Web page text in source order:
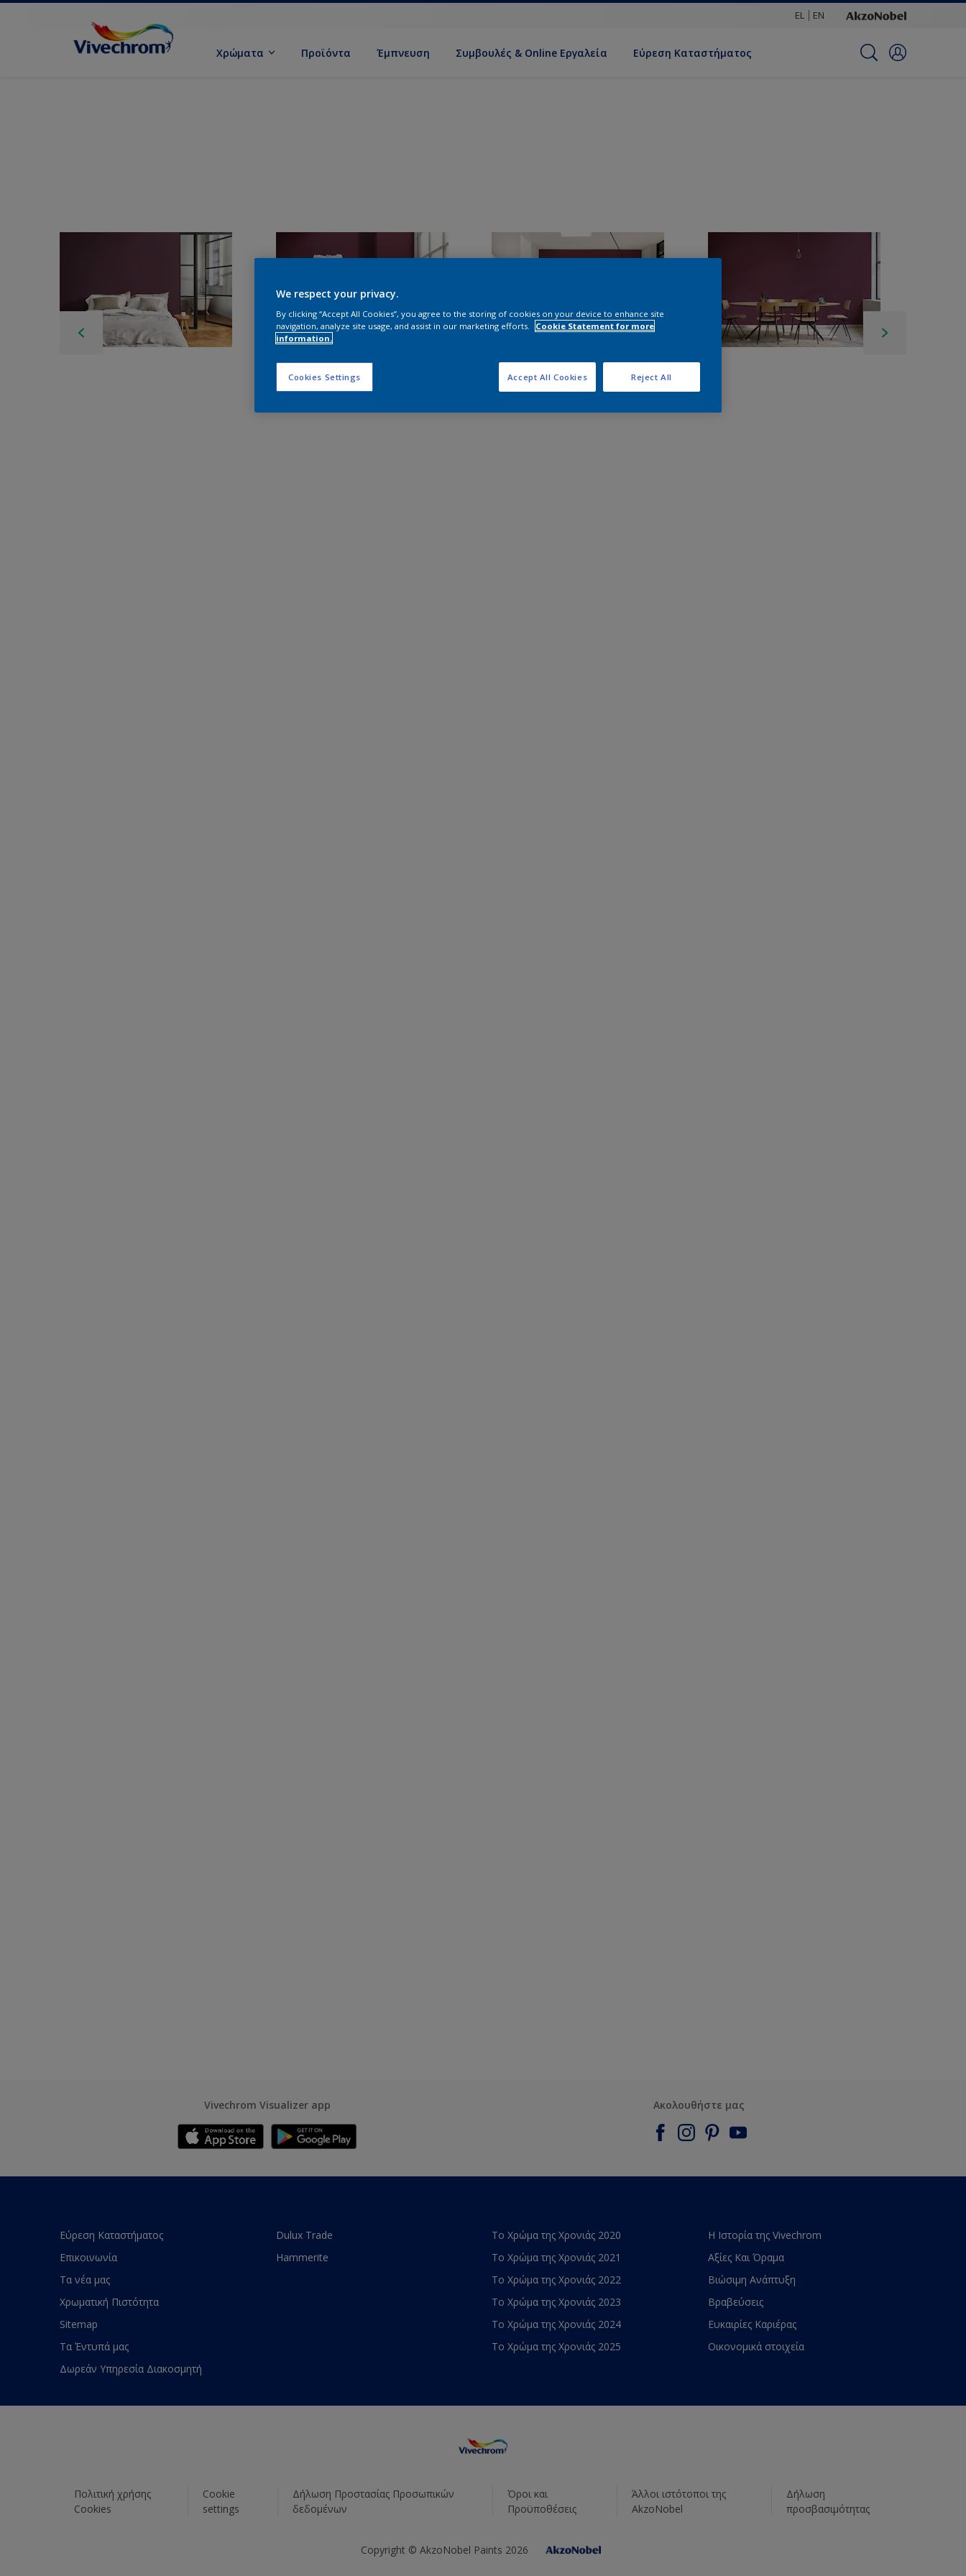
EL EN
Χρώματα Προϊόντα Έμπνευση Συμβουλές & Online Εργαλεία Εύρεση Καταστήματος
Vivechrom Visualizer app Ακολουθήστε μας
Εύρεση Καταστήματος
Επικοινωνία
Τα νέα μας
Χρωματική Πιστότητα
Sitemap
Τα Έντυπά μας
Δωρεάν Υπηρεσία Διακοσμητή
Dulux Trade
Hammerite
Το Χρώμα της Χρονιάς 2020
Το Χρώμα της Χρονιάς 2021
Το Χρώμα της Χρονιάς 2022
Το Χρώμα της Χρονιάς 2023
Το Χρώμα της Χρονιάς 2024
Το Χρώμα της Χρονιάς 2025
Η Ιστορία της Vivechrom
Αξίες Και Όραμα
Βιώσιμη Ανάπτυξη
Βραβεύσεις
Ευκαιρίες Καριέρας
Οικονομικά στοιχεία
Πολιτική χρήσης
Cookies
Cookie
settings
Δήλωση Προστασίας Προσωπικών
δεδομένων
Όροι και
Προϋποθέσεις
Άλλοι ιστότοποι της
AkzoNobel
Δήλωση
προσβασιμότητας
Copyright © AkzoNobel Paints 2026
We respect your privacy.
By clicking “Accept All Cookies”, you agree to the storing of cookies on your device to enhance site
navigation, analyze site usage, and assist in our marketing efforts.
Cookie Statement for more
information.
Cookies Settings Reject All
Accept All Cookies